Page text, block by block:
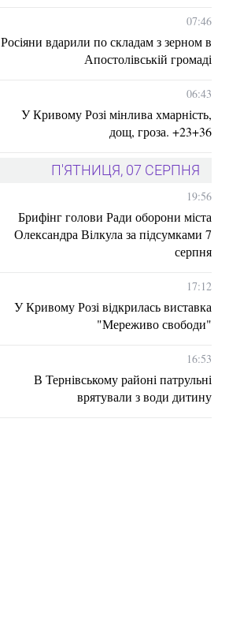
07:46
Росіяни вдарили по складам з зерном в
Апостолівській громаді
06:43
У Кривому Розі мінлива хмарність,
дощ, гроза. +23+36
П'ЯТНИЦЯ, 07 СЕРПНЯ
19:56
Брифінг голови Ради оборони міста
Олександра Вілкула за підсумками 7
серпня
17:12
У Кривому Розі відкрилась виставка
"Мереживо свободи"
16:53
В Тернівському районі патрульні
врятували з води дитину